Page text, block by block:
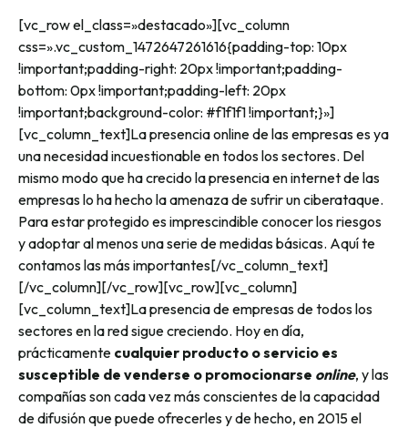
[vc_row el_class=»destacado»][vc_column
css=».vc_custom_1472647261616{padding-top: 10px
!important;padding-right: 20px !important;padding-
bottom: 0px !important;padding-left: 20px
!important;background-color: #f1f1f1 !important;}»]
[vc_column_text]La presencia online de las empresas es ya
una necesidad incuestionable en todos los sectores. Del
mismo modo que ha crecido la presencia en internet de las
empresas lo ha hecho la amenaza de sufrir un ciberataque.
Para estar protegido es imprescindible conocer los riesgos
y adoptar al menos una serie de medidas básicas. Aquí te
contamos las más importantes[/vc_column_text]
[/vc_column][/vc_row][vc_row][vc_column]
[vc_column_text]La presencia de empresas de todos los
sectores en la red sigue creciendo. Hoy en día,
prácticamente cualquier producto o servicio es
susceptible de venderse o promocionarse online, y las
compañías son cada vez más conscientes de la capacidad
de difusión que puede ofrecerles y de hecho, en 2015 el